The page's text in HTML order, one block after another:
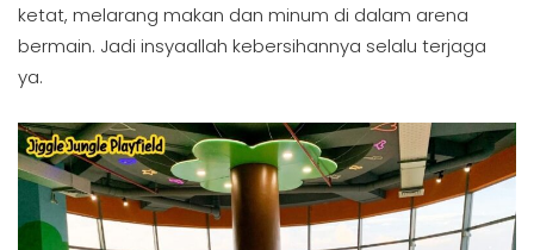
ketat, melarang makan dan minum di dalam arena
bermain. Jadi insyaallah kebersihannya selalu terjaga
ya.